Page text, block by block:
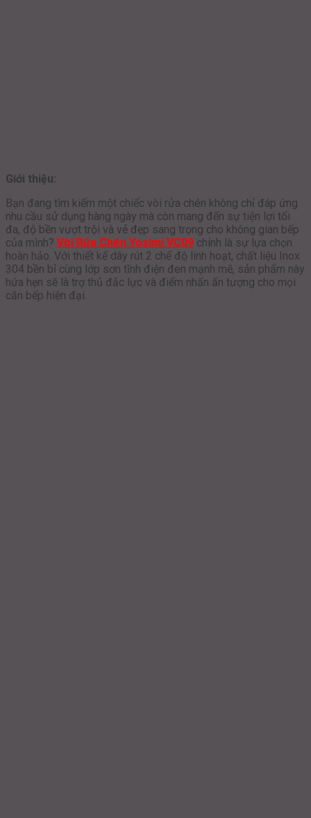
Giới thiệu:
Bạn đang tìm kiếm một chiếc vòi rửa chén không chỉ đáp ứng
nhu cầu sử dụng hàng ngày mà còn mang đến sự tiện lợi tối
đa, độ bền vượt trội và vẻ đẹp sang trọng cho không gian bếp
của mình? Vòi Rửa Chén Yosimi VC09 chính là sự lựa chọn
hoàn hảo. Với thiết kế dây rút 2 chế độ linh hoạt, chất liệu Inox
304 bền bỉ cùng lớp sơn tĩnh điện đen mạnh mẽ, sản phẩm này
hứa hẹn sẽ là trợ thủ đắc lực và điểm nhấn ấn tượng cho mọi
căn bếp hiện đại.